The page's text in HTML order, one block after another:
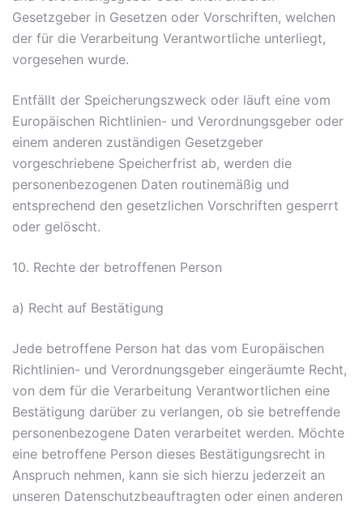
Gesetzgeber in Gesetzen oder Vorschriften, welchen
der für die Verarbeitung Verantwortliche unterliegt,
vorgesehen wurde.
Entfällt der Speicherungszweck oder läuft eine vom
Europäischen Richtlinien- und Verordnungsgeber oder
einem anderen zuständigen Gesetzgeber
vorgeschriebene Speicherfrist ab, werden die
personenbezogenen Daten routinemäßig und
entsprechend den gesetzlichen Vorschriften gesperrt
oder gelöscht.
10. Rechte der betroffenen Person
a) Recht auf Bestätigung
Jede betroffene Person hat das vom Europäischen
Richtlinien- und Verordnungsgeber eingeräumte Recht,
von dem für die Verarbeitung Verantwortlichen eine
Bestätigung darüber zu verlangen, ob sie betreffende
personenbezogene Daten verarbeitet werden. Möchte
eine betroffene Person dieses Bestätigungsrecht in
Anspruch nehmen, kann sie sich hierzu jederzeit an
unseren Datenschutzbeauftragten oder einen anderen